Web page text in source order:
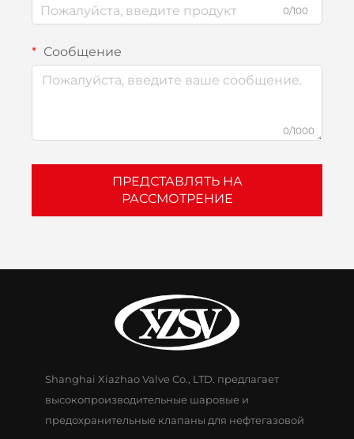
0/100
Сообщение
0/1000
ПРЕДСТАВЛЯТЬ НА
РАССМОТРЕНИЕ
Shanghai Xiazhao Valve Co., LTD. предлагает
высокопроизводительные шаровые и
предохранительные клапаны для нефтегазовой